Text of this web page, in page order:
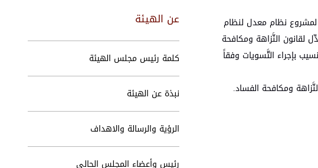
الموجبة لمشروع نظام معدل لنظام
القانون المعدِّل لقانون النَّزاهة ومكافحة
بإجراء التَّسويات وفقاً
ومكافحة الفساد.
عن الهيئة
كلمة رئيس مجلس الهيئة
نبذة عن الهيئة
الرؤية والرسالة والاهداف
رئيس وأعضاء المجلس الحالي